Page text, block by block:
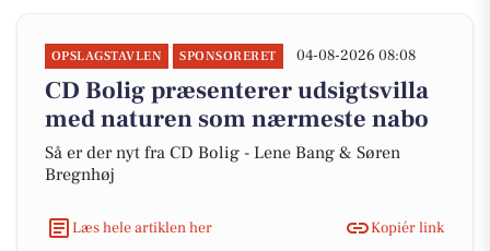
OPSLAGSTAVLEN SPONSORERET 04-08-2026 08:08
CD Bolig præsenterer udsigtsvilla
med naturen som nærmeste nabo
Så er der nyt fra CD Bolig - Lene Bang & Søren
Bregnhøj
Læs hele artiklen her Kopiér link